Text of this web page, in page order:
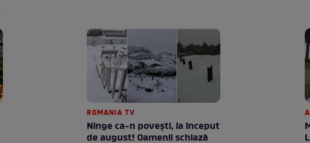
ROMANIA TV
Ninge ca-n povești, la început
de august! Oamenii schiază